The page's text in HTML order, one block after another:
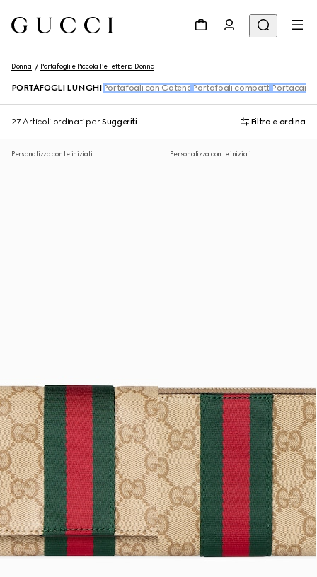
Donna Portafogli e Piccola Pelletteria Donna
PORTAFOGLI LUNGHI Portafogli con Catena Portafogli compatti Portacarte
27 Articoli ordinati perSuggeriti Filtra e ordina
Personalizza con le iniziali Personalizza con le iniziali